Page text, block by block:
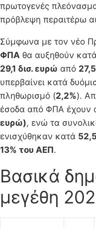
πρωτογενές
πρόβλεψη περαιτέρω
Σύμφωνα με τον νέο
ΦΠΑ θα αυξηθούν κατά
29,1 δισ. ευρώ από
υπερβαίνει κατά
πληθωρισμό (2,2%).
έσοδα από ΦΠΑ έχουν
ευρώ), ενώ τα
ενισχύθηκαν κατά
13% του ΑΕΠ.
Βασικά
μεγέθη